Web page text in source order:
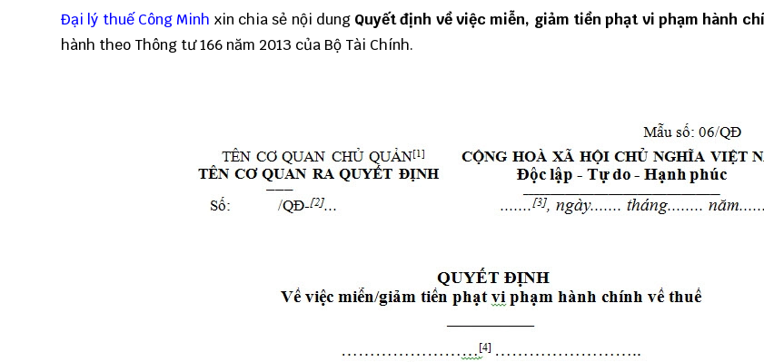
Đại lý thuế Công Minh xin chia sẻ nội dungQuyết định về việc miễn, giảm tiền phạt vi phạm hành
hành theo Thông tư 166 năm 2013 của Bộ Tài Chính.